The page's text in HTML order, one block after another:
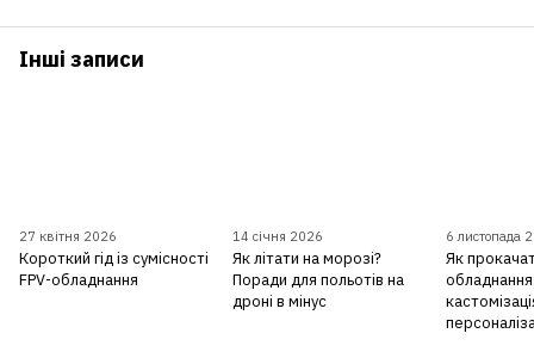
Інші записи
27 квітня 2026
Короткий гід із сумісності
FPV-обладнання
14 січня 2026
Як літати на морозі?
Поради для польотів на
дроні в мінус
6 листопада
Як